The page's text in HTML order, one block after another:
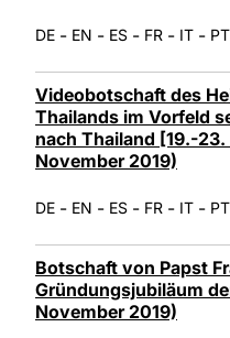
DE - EN - ES - FR - IT - PT
Videobotschaft des
Thailands im Vorfeld
nach Thailand [19.-
November 2019)
DE - EN - ES - FR - IT - PT
Botschaft von Papst
Gründungsjubiläum
November 2019)